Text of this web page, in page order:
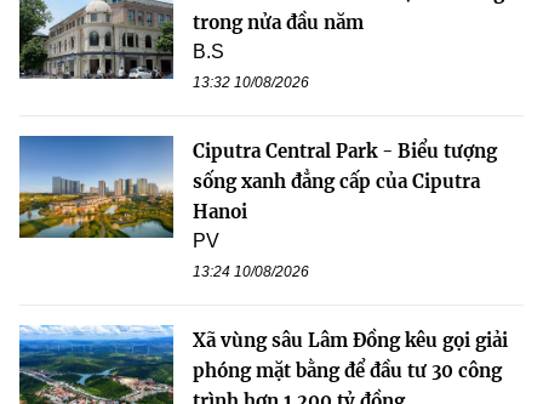
trong nửa đầu năm
B.S
13:32 10/08/2026
Ciputra Central Park - Biểu tượng
sống xanh đẳng cấp của Ciputra
Hanoi
PV
13:24 10/08/2026
Xã vùng sâu Lâm Đồng kêu gọi giải
phóng mặt bằng để đầu tư 30 công